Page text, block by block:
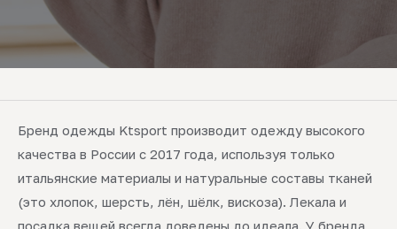
Бренд одежды Ktsport производит одежду высокого
качества в России с 2017 года, используя только
итальянские материалы и натуральные составы тканей
(это хлопок, шерсть, лён, шёлк, вискоза). Лекала и
посадка вещей всегда доведены до идеала. У бренда